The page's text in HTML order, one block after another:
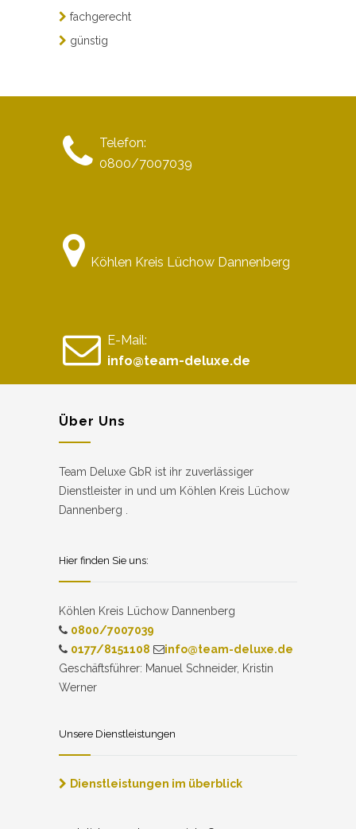
fachgerecht
günstig
Telefon:
0800/7007039
Köhlen Kreis Lüchow Dannenberg
E-Mail:
info@team-deluxe.de
Über Uns
Team Deluxe GbR ist ihr zuverlässiger
Dienstleister in und um Köhlen Kreis Lüchow
Dannenberg .
Hier finden Sie uns:
Köhlen Kreis Lüchow Dannenberg
0800/7007039
0177/8151108
info@team-deluxe.de
Geschäftsführer: Manuel Schneider, Kristin
Werner
Unsere Dienstleistungen
Dienstleistungen im überblick